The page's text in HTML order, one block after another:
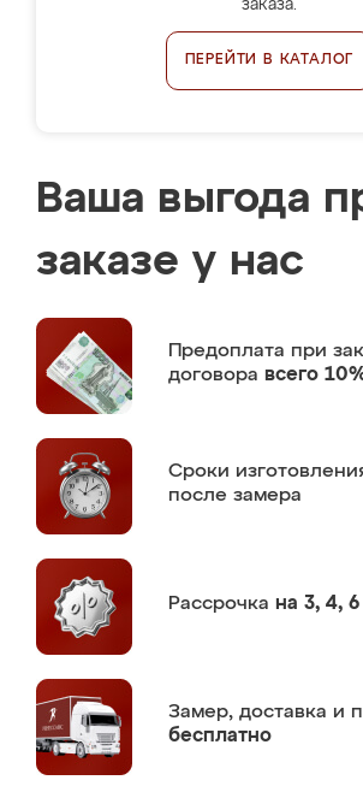
заказа.
ПЕРЕЙТИ В КАТАЛОГ
Ваша выгода
заказе у нас
Предоплата при
договора всего
Сроки
после замера
Рассрочка на 3, 4,
Замер, доставка и
бесплатно